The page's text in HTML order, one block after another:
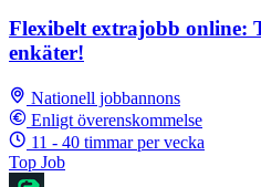
Flexibelt extrajobb online:
enkäter!
Nationell jobbannons
Enligt överenskommelse
11 - 40 timmar per vecka
Top Job